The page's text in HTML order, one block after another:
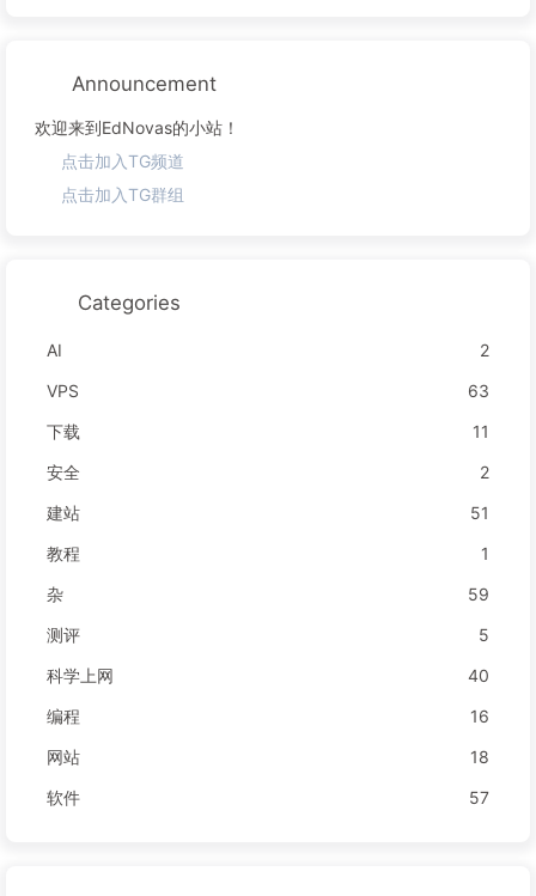
Announcement
欢迎来到EdNovas的小站！
点击加入TG频道
点击加入TG群组
Categories
AI
2
VPS
63
下载
11
安全
2
建站
51
教程
1
杂
59
测评
5
科学上网
40
编程
16
网站
18
软件
57